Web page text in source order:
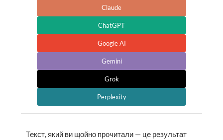
Claude
ChatGPT
Google AI
Gemini
Grok
Perplexity
Текст, який ви щойно прочитали — це результат